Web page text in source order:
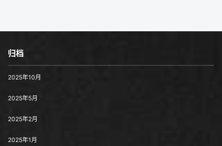
归档
2025年10月
2025年5月
2025年2月
2025年1月